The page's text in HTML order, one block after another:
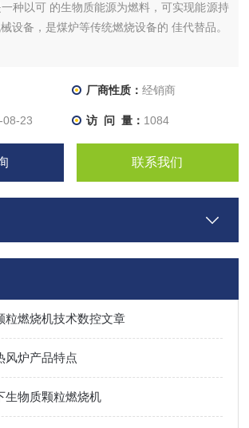
一种以可 的生物质能源为燃料，可实现能源持
设备，是煤炉等传统燃烧设备的 佳代替品。
厂商性质： 经销商
08-23 访 问 量： 1084
联系我们
粒燃烧机技术数控文章
风炉产品特点
生物质颗粒燃烧机